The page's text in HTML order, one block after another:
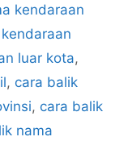
kendaraan
luar kota,
, cara balik
, cara balik
nama